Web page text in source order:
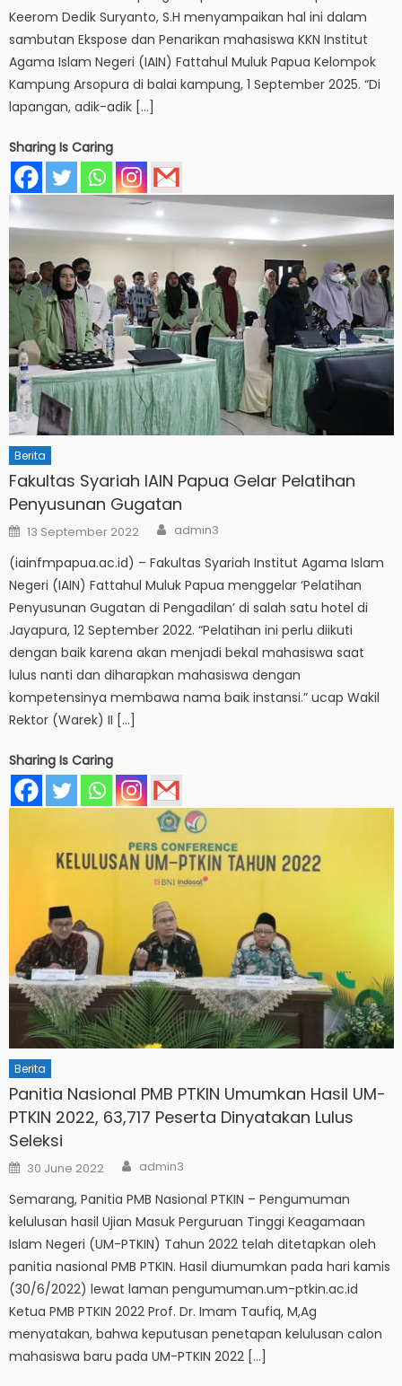
Keerom Dedik Suryanto, S.H menyampaikan hal ini dalam
sambutan Ekspose dan Penarikan mahasiswa KKN Institut
Agama Islam Negeri (IAIN) Fattahul Muluk Papua Kelompok
Kampung Arsopura di balai kampung, 1 September 2025. “Di
lapangan, adik-adik […]
Sharing Is Caring
Berita
Fakultas Syariah IAIN Papua Gelar Pelatihan
Penyusunan Gugatan
Posted
on
13 September 2022 Author
admin3
(iainfmpapua.ac.id) – Fakultas Syariah Institut Agama Islam
Negeri (IAIN) Fattahul Muluk Papua menggelar ‘Pelatihan
Penyusunan Gugatan di Pengadilan’ di salah satu hotel di
Jayapura, 12 September 2022. “Pelatihan ini perlu diikuti
dengan baik karena akan menjadi bekal mahasiswa saat
lulus nanti dan diharapkan mahasiswa dengan
kompetensinya membawa nama baik instansi.” ucap Wakil
Rektor (Warek) II […]
Sharing Is Caring
Berita
Panitia Nasional PMB PTKIN Umumkan Hasil UM-
PTKIN 2022, 63,717 Peserta Dinyatakan Lulus
Seleksi
Posted
on
30 June 2022 Author
admin3
Semarang, Panitia PMB Nasional PTKIN – Pengumuman
kelulusan hasil Ujian Masuk Perguruan Tinggi Keagamaan
Islam Negeri (UM-PTKIN) Tahun 2022 telah ditetapkan oleh
panitia nasional PMB PTKIN. Hasil diumumkan pada hari kamis
(30/6/2022) lewat laman pengumuman.um-ptkin.ac.id
Ketua PMB PTKIN 2022 Prof. Dr. Imam Taufiq, M,Ag
menyatakan, bahwa keputusan penetapan kelulusan calon
mahasiswa baru pada UM-PTKIN 2022 […]